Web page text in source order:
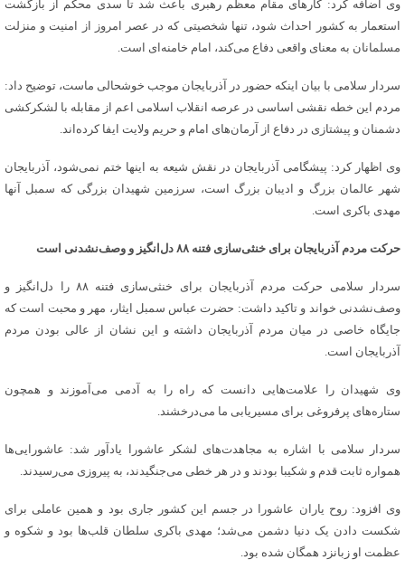
وی اضافه کرد: کارهای مقام معظم رهبری باعث شد تا سدی محکم از بازگشت
استعمار به کشور احداث شود، تنها شخصیتی که در عصر امروز از امنیت و منزلت
مسلمانان به معنای واقعی دفاع می‌کند، امام خامنه‌ای است.
سردار سلامی با بیان اینکه حضور در آذربایجان موجب خوشحالی ماست، توضیح داد:
مردم این خطه نقشی اساسی در عرصه انقلاب اسلامی اعم از مقابله با لشکرکشی
دشمنان و پیشتازی در دفاع از آرمان‌های امام و حریم ولایت ایفا کرده‌اند.
وی اظهار کرد: پیشگامی آذربایجان در نقش شیعه به اینها ختم نمی‌شود، آذربایجان
شهر عالمان بزرگ و ادیبان بزرگ است، سرزمین شهیدان بزرگی که سمبل آنها
مهدی باکری است.
حرکت مردم آذربایجان برای خنثی‌سازی فتنه ۸۸ دل‌انگیز و وصف‌نشدنی است
سردار سلامی حرکت مردم آذربایجان برای خنثی‌سازی فتنه ۸۸ را دل‌انگیز و
وصف‌نشدنی خواند و تاکید داشت: حضرت عباس سمبل ایثار، مهر و محبت است که
جایگاه خاصی در میان مردم آذربایجان داشته و این نشان از عالی بودن مردم
آذربایجان است.
وی شهیدان را علامت‌هایی دانست که راه را به آدمی می‌‌آموزند و همچون
ستاره‌های پرفروغی برای مسیریابی ما می‌درخشند.
سردار سلامی با اشاره به مجاهدت‌های لشکر عاشورا یادآور شد: عاشورایی‌ها
همواره ثابت قدم و شکیبا بودند و در هر خطی می‌جنگیدند، به پیروزی می‌رسیدند.
وی افزود: روح یاران عاشورا در جسم این کشور جاری بود و همین عاملی برای
شکست دادن یک دنیا دشمن می‌شد؛ مهدی باکری سلطان قلب‌ها بود و شکوه و
عظمت او زبانزد همگان شده بود.